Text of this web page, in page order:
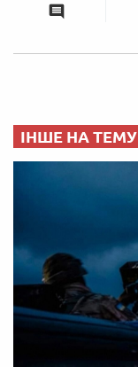
ІНШЕ НА ТЕМУ